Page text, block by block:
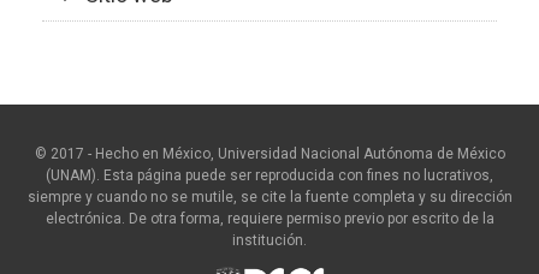
© 2017 - Hecho en México, Universidad Nacional Autónoma de México
(UNAM). Esta página puede ser reproducida con fines no lucrativos,
siempre y cuando no se mutile, se cite la fuente completa y su dirección
electrónica. De otra forma, requiere permiso previo por escrito de la
institución.